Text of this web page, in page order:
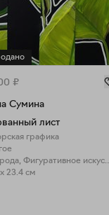
₽
Сумина
лист
графика
Природа,
23.4 см